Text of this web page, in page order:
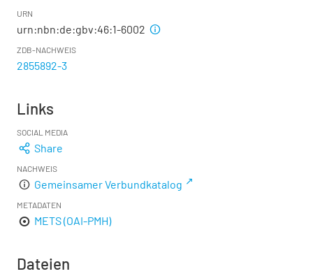
URN
urn:nbn:de:gbv:46:1-6002
ZDB-NACHWEIS
2855892-3
Links
SOCIAL MEDIA
Share
NACHWEIS
Gemeinsamer Verbundkatalog
METADATEN
METS (OAI-PMH)
Dateien